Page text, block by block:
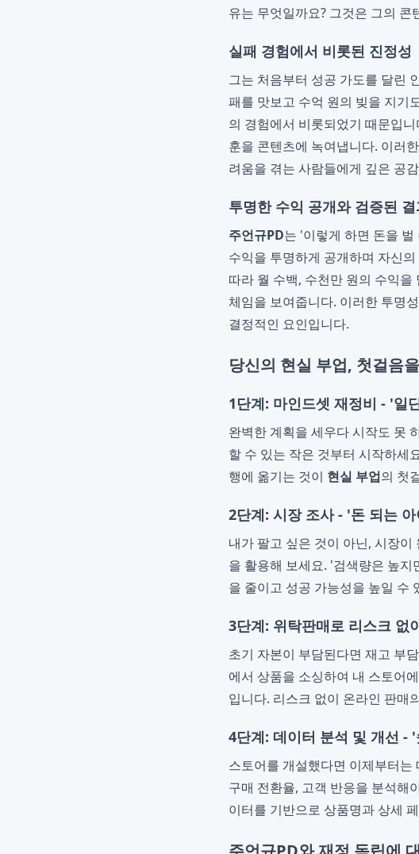
유는 무엇일까요? 그것은 그의
실패 경험에서 비롯된 진정성
그는 처음부터 성공 가도를 달린
패를 맛보고 수억 원의 빚을 지기
의 경험에서 비롯되었기 때문입
훈을 콘텐츠에 녹여냅니다. 이러
려움을 겪는 사람들에게 깊은 공
투명한 수익 공개와 검증된
주언규PD는 '이렇게 하면 돈을
수익을 투명하게 공개하며 자신
따라 월 수백, 수천만 원의 수익
체임을 보여줍니다. 이러한 투명
결정적인 요인입니다.
당신의 현실 부업, 첫걸음
1단계: 마인드셋 재정비 - '일
완벽한 계획을 세우다 시작도 못
할 수 있는 작은 것부터 시작하세
행에 옮기는 것이 현실 부업의 첫
2단계: 시장 조사 - '돈 되는
내가 팔고 싶은 것이 아닌, 시장
을 활용해 보세요. '검색량은 높
을 줄이고 성공 가능성을 높일 수
3단계: 위탁판매로 리스크 없
초기 자본이 부담된다면 재고 부
에서 상품을 소싱하여 내 스토어
입니다. 리스크 없이 온라인 판매
4단계: 데이터 분석 및 개선 -
스토어를 개설했다면 이제부터
구매 전환율, 고객 반응을 분석해
이터를 기반으로 상품명과 상세